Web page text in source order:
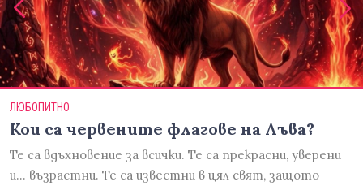
ЛЮБОПИТНО
Кои са червените флагове на Лъва?
Те са вдъхновение за всички. Те са прекрасни, уверени
и... възрастни. Те са известни в цял свят, защото